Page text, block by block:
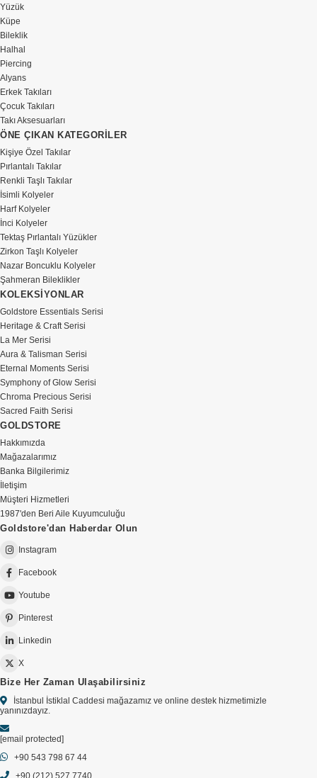
Yüzük
Küpe
Bileklik
Halhal
Piercing
Alyans
Erkek Takıları
Çocuk Takıları
Takı Aksesuarları
ÖNE ÇIKAN KATEGORİLER
Kişiye Özel Takılar
Pırlantalı Takılar
Renkli Taşlı Takılar
İsimli Kolyeler
Harf Kolyeler
İnci Kolyeler
Tektaş Pırlantalı Yüzükler
Zirkon Taşlı Kolyeler
Nazar Boncuklu Kolyeler
Şahmeran Bileklikler
KOLEKSİYONLAR
Goldstore Essentials Serisi
Heritage & Craft Serisi
La Mer Serisi
Aura & Talisman Serisi
Eternal Moments Serisi
Symphony of Glow Serisi
Chroma Precious Serisi
Sacred Faith Serisi
GOLDSTORE
Hakkımızda
Mağazalarımız
Banka Bilgilerimiz
İletişim
Müşteri Hizmetleri
1987'den Beri Aile Kuyumculuğu
Goldstore'dan Haberdar Olun
Instagram
Facebook
Youtube
Pinterest
Linkedin
X
Bize Her Zaman Ulaşabilirsiniz
İstanbul İstiklal Caddesi mağazamız ve online destek hizmetimizle
yanınızdayız.
[email protected]
+90 543 798 67 44
+90 (212) 527 7740